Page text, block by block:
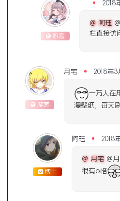
游客
2018
@ 阿珏
栏直接访
游客
月宅 2018年3
一万人在
漫壁纸，每天
博主
阿珏 2018
@ 月宅 @
很有b格